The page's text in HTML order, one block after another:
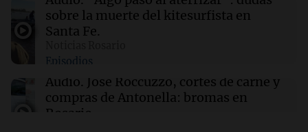
año”
Se conoció la causa de muerte de una de las
promesas de la NBA: qué reveló el informe
sobre la muerte del kitesurfista en
Santa Fe.
Episodios
Audio. José Roccuzzo, cortes de carne y
compras de Antonella: bromas en
Rosario.